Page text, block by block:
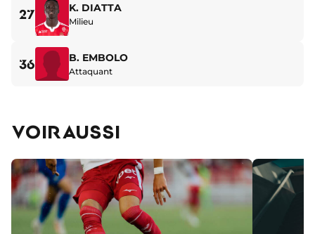
27 K. DIATTA
Milieu
36 B. EMBOLO
Attaquant
VOIR AUSSI